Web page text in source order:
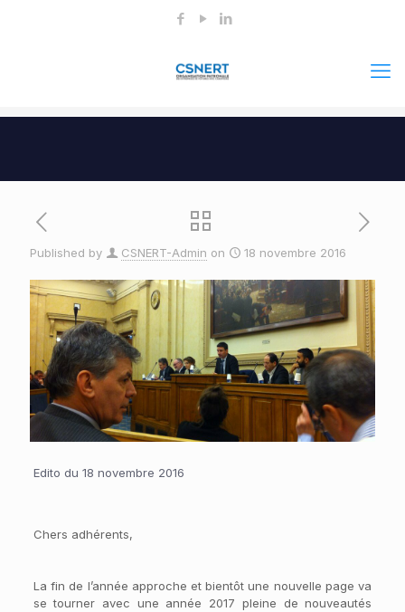
Published by CSNERT-Admin on 18 novembre 2016
Edito du 18 novembre 2016
Chers adhérents,
La fin de l’année approche et bientôt une nouvelle page va
se tourner avec une année 2017 pleine de nouveautés